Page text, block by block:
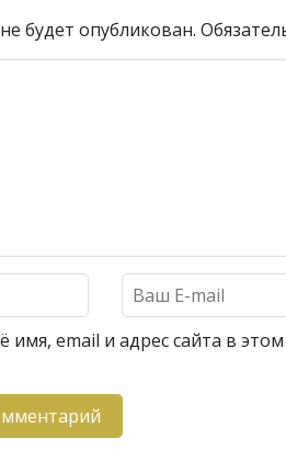
будет опубликован.
имя, email и адрес сайта в